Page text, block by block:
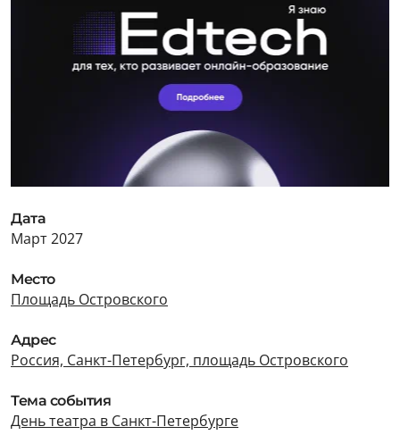
Дата
Март 2027
Место
Площадь Островского
Адрес
Россия, Санкт-Петербург, площадь Островского
Тема события
День театра в Санкт-Петербурге